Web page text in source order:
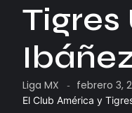
Liga MX - febrero 3,
El Club América y